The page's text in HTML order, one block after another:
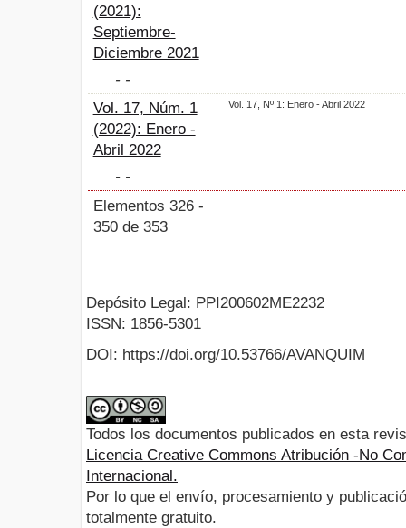
(2021):
Septiembre-
Diciembre 2021
- -
Vol. 17, Núm. 1
(2022): Enero -
Abril 2022
Vol. 17, Nº 1: Enero - Abril 2022
- -
Elementos 326 -
350 de 353
Depósito Legal: PPI200602ME2232
ISSN: 1856-5301
DOI: https://doi.org/10.53766/AVANQUIM
Todos los documentos publicados en esta
Licencia Creative Commons Atribución -No
Internacional.
Por lo que el envío, procesamiento y
totalmente gratuito.